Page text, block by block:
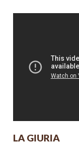
LA GIURIA